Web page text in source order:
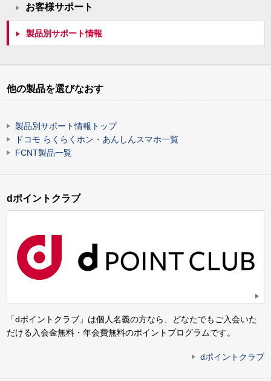
お客様サポート
製品別サポート情報
他の製品を選びなおす
製品別サポート情報トップ
ドコモ らくらくホン・あんしんスマホ一覧
FCNT製品一覧
dポイントクラブ
「dポイントクラブ」は個人名義の方なら、どなたでもご入会いた
だける入会金無料・年会費無料のポイントプログラムです。
dポイントクラブ